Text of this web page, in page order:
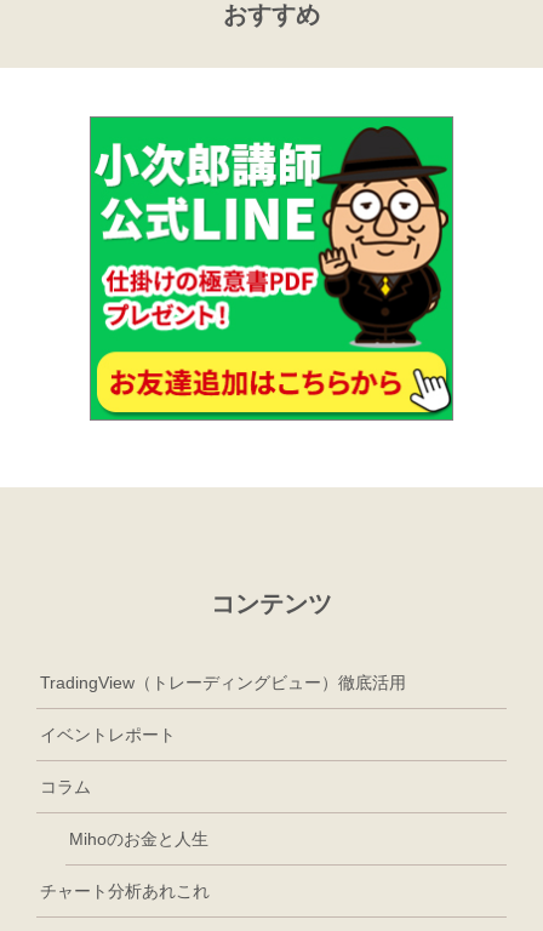
おすすめ
コンテンツ
TradingView（トレーディングビュー）徹底活用
イベントレポート
コラム
Mihoのお金と人生
チャート分析あれこれ